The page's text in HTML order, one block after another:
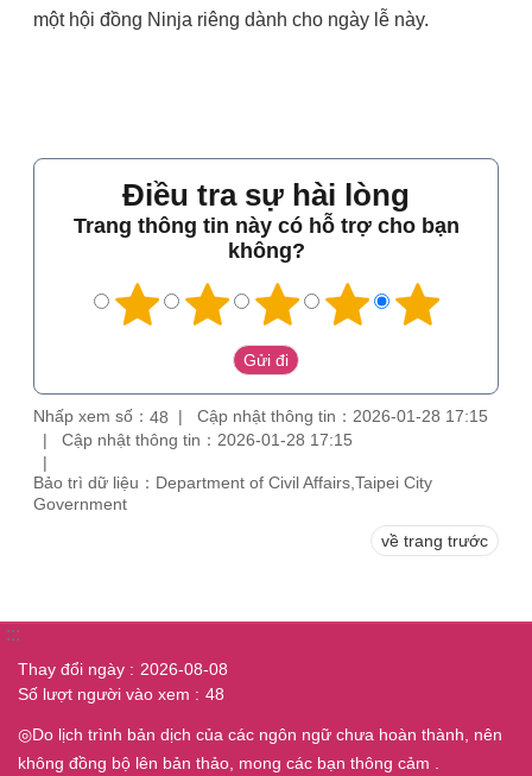
một hội đồng Ninja riêng dành cho ngày lễ này.
Điều tra sự hài lòng
Trang thông tin này có hỗ trợ cho bạn
không?
Nhấp xem số： 48
Cập nhật thông tin：2026-01-28 17:15
Cập nhật thông tin：2026-01-28 17:15
Bảo trì dữ liệu：Department of Civil Affairs,Taipei City
Government
về trang trước
:::
Thay đổi ngày
2026-08-08
Số lượt người vào xem
48
◎Do lịch trình bản dịch của các ngôn ngữ chưa hoàn thành, nên
không đồng bộ lên bản thảo, mong các bạn thông cảm .